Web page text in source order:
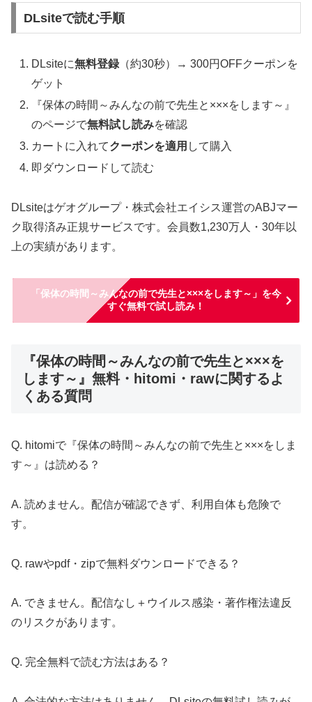
DLsiteで読む手順
DLsiteに無料登録 （約30秒）→ 300円OFFクーポンを
ゲット
『保体の時間～みんなの前で先生と×××をします～』
のページで無料試し読みを確認
カートに入れてクーポンを適用 して購入
即ダウンロードして読む
DLsiteはゲオグループ・株式会社エイシス運営のABJマー
ク取得済み正規サービスです。会員数1,230万人・30年以
上の実績があります。
「保体の時間～みんなの前で先生と×××をします～」を今
すぐ無料で試し読み！
『保体の時間～みんなの前で先生と×××を
します～』無料・hitomi・rawに関するよ
くある質問
Q. hitomiで『保体の時間～みんなの前で先生と×××をしま
す～』は読める？
A. 読めません。配信が確認できず、利用自体も危険で
す。
Q. rawやpdf・zipで無料ダウンロードできる？
A. できません。配信なし＋ウイルス感染・著作権法違反
のリスクがあります。
Q. 完全無料で読む方法はある？